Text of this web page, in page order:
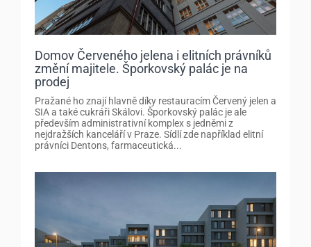
Domov Červeného jelena i elitních právníků
změní majitele. Šporkovský palác je na
prodej
Pražané ho znají hlavně díky restauracím Červený jelen a
SIA a také cukráři Skálovi. Šporkovský palác je ale
především administrativní komplex s jedněmi z
nejdražších kanceláří v Praze. Sídlí zde například elitní
právníci Dentons, farmaceutická...